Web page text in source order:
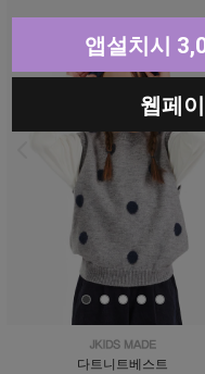
다트니트베스트
앱설치시
웹페